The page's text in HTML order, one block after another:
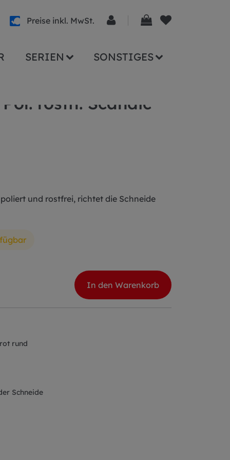
Preise inkl. MwSt.
SERIEN SONSTIGES
rostfr. Scandic
und rostfrei, richtet die Schneide
In den Warenkorb
rund
Schneide